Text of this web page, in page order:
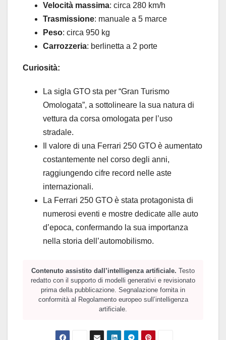
Velocità massima: circa 280 km/h
Trasmissione: manuale a 5 marce
Peso: circa 950 kg
Carrozzeria: berlinetta a 2 porte
Curiosità:
La sigla GTO sta per “Gran Turismo
Omologata”, a sottolineare la sua natura di
vettura da corsa omologata per l’uso
stradale.
Il valore di una Ferrari 250 GTO è aumentato
costantemente nel corso degli anni,
raggiungendo cifre record nelle aste
internazionali.
La Ferrari 250 GTO è stata protagonista di
numerosi eventi e mostre dedicate alle auto
d’epoca, confermando la sua importanza
nella storia dell’automobilismo.
Contenuto assistito dall’intelligenza artificiale. Testo
redatto con il supporto di modelli generativi e revisionato
prima della pubblicazione. Segnalazione fornita in
conformità al Regolamento europeo sull’intelligenza
artificiale.